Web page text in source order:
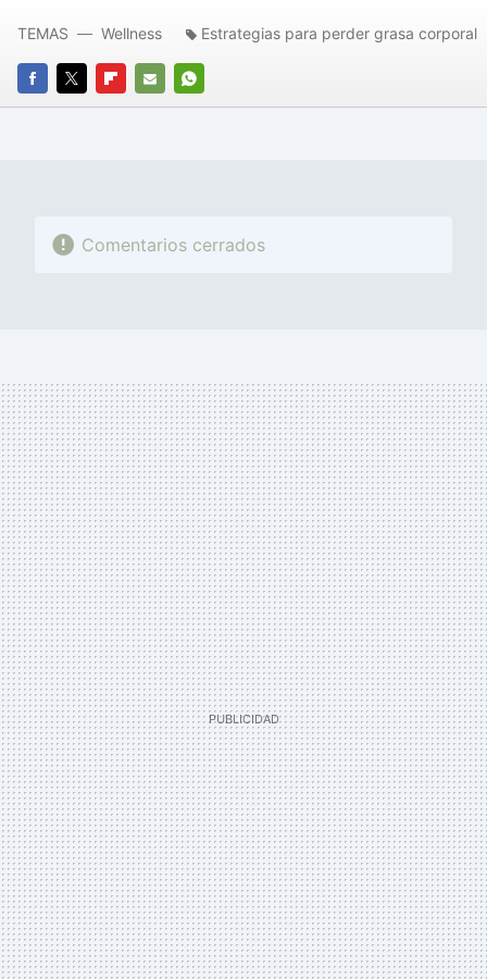
FACEBOOK
TWITTERFLIPBOARD
E-
WHATSAPP
TEMAS Wellness Estrategias para perder grasa corporal
Comentarios cerrados